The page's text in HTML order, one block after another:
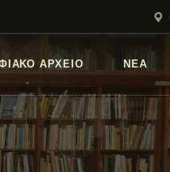
ΑΡΧΕΊΟ ΝΕΑ